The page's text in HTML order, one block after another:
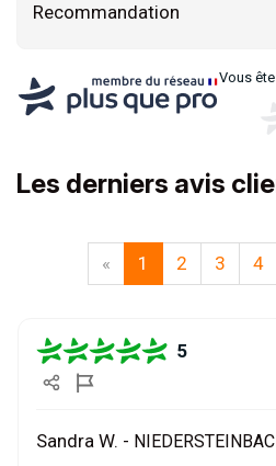
Recommandation
Vous
Les derniers avis
« 1 2 3 4
5
Sandra W. -